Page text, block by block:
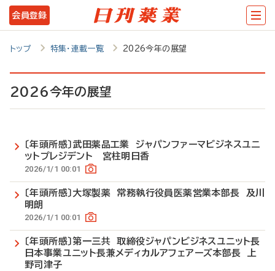
メ
イ
テ
会員登録
トップ 特集・連載一覧 2026今年の展望
2026今年の展望
〔年頭所感〕武田薬品工業 ジャパンファーマビジネスユニ
ットプレジデント 宮柱明日香
2026/1/1 00:01
〔年頭所感〕大塚製薬 常務執行役員医薬営業本部長 及川
明朗
2026/1/1 00:01
〔年頭所感〕第一三共 取締役ジャパンビジネスユニット長
日本事業ユニット長兼メディカルアフェアーズ本部長 上
野司津子